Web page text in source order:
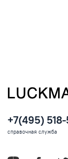
+7(495)
справочная служба